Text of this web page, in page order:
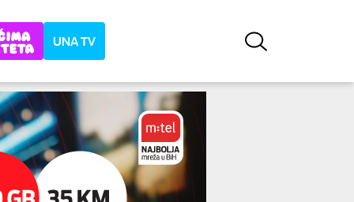
UNA TV